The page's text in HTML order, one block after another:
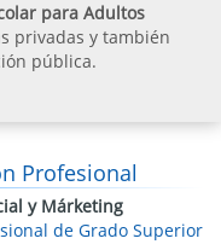
para Adultos
privadas y también
pública.
Profesional
y Márketing
de Grado Superior